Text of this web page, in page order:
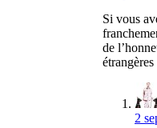
Si vous
de
2